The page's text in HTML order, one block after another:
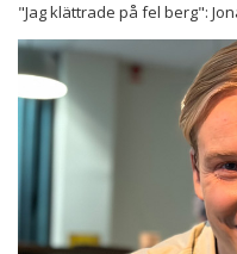
"Jag klättrade på fel berg":